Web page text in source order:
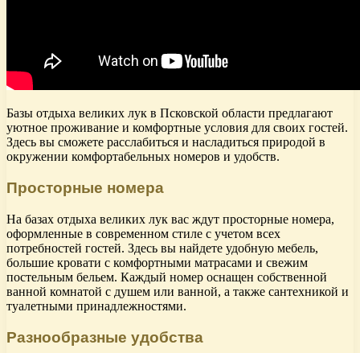
Базы отдыха великих лук в Псковской области предлагают
уютное проживание и комфортные условия для своих гостей.
Здесь вы сможете расслабиться и насладиться природой в
окружении комфортабельных номеров и удобств.
Просторные номера
На базах отдыха великих лук вас ждут просторные номера,
оформленные в современном стиле с учетом всех
потребностей гостей. Здесь вы найдете удобную мебель,
большие кровати с комфортными матрасами и свежим
постельным бельем. Каждый номер оснащен собственной
ванной комнатой с душем или ванной, а также сантехникой и
туалетными принадлежностями.
Разнообразные удобства